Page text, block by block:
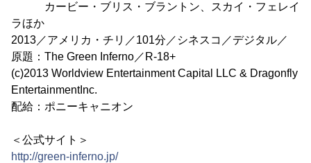
カービー・ブリス・ブラントン、スカイ・フェレイ
ラほか
2013／アメリカ・チリ／101分／シネスコ／デジタル／
原題：The Green Inferno／R-18+
(c)2013 Worldview Entertainment Capital LLC & Dragonfly
EntertainmentInc.
配給：ポニーキャニオン
＜公式サイト＞
http://green-inferno.jp/